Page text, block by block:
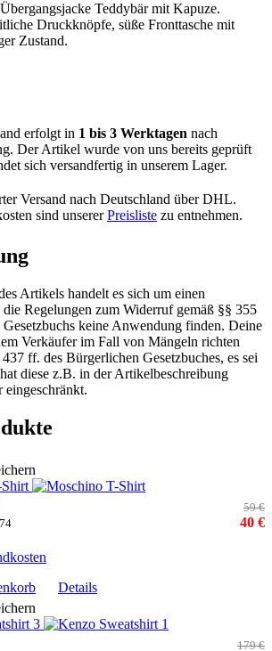
Teddybär mit Kapuze.
Druckknöpfe, süße Fronttasche mit
Zustand.
erfolgt in 1 bis 3 Werktagen nach
Der Artikel wurde von uns bereits geprüft
sich versandfertig in unserem Lager.
Versand nach Deutschland über DHL.
sind unsererPreisliste zu entnehmen.
Artikels handelt es sich um einen
die Regelungen zum Widerruf gemäß §§ 355
keine Anwendung finden. Deine
Verkäufer im Fall von Mängeln richten
ff. des Bürgerlichen Gesetzbuches, es sei
diese z.B. in der Artikelbeschreibung
eingeschränkt.
59 €
40 €
Details
179 €